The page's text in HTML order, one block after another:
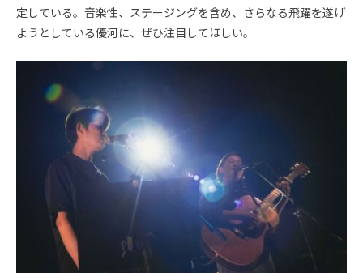
定している。音楽性、ステージングを含め、さらなる飛躍を遂げ
ようとしている優河に、ぜひ注目してほしい。